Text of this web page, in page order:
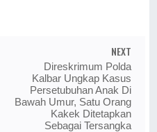
NEXT
Direskrimum Polda
Kalbar Ungkap Kasus
Persetubuhan Anak Di
Bawah Umur, Satu Orang
Kakek Ditetapkan
Sebagai Tersangka